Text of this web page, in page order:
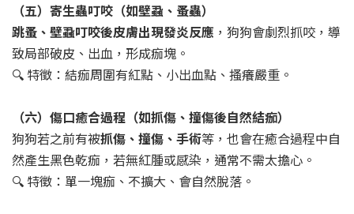
（五）寄生蟲叮咬（如壁蝨、蚤蟲）
跳蚤、壁蝨叮咬後皮膚出現發炎反應 ，狗狗會劇烈抓咬，導
致局部破皮、出血，形成痂塊。
🔍 特徵：結痂周圍有紅點、小出血點、搔癢嚴重。
（六）傷口癒合過程（如抓傷、撞傷後自然結痂）
狗狗若之前有被抓傷、撞傷、手術等，也會在癒合過程中自
然產生黑色乾痂，若無紅腫或感染，通常不需太擔心。
🔍 特徵：單一塊痂、不擴大、會自然脫落。